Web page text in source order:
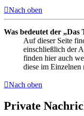
Nach oben
Was bedeutet der
Auf dieser Seite
einschließlich der
finden hier auch
diese im Einzelnen
Nach oben
Private